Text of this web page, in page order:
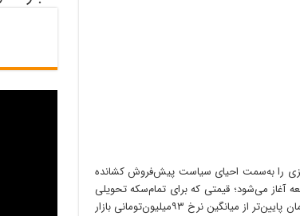
را به‌سمت احیای سیاست پیش‌فروش کشانده
حجم یک میلیون قطعه آغاز می‌شود؛ قیمتی که برای تمام‌سکه تحویلی
آذرماه تعیین شده، ۸۳ میلیون تومان است؛ یعنی حدود ۱۰ میلیون تومان پایین‌تر از میانگین نرخ ۹۳میلیون‌تومانی بازار